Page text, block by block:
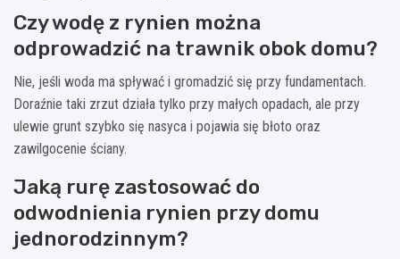
Czy wodę z rynien można
odprowadzić na trawnik obok domu?
Nie, jeśli woda ma spływać i gromadzić się przy fundamentach.
Doraźnie taki zrzut działa tylko przy małych opadach, ale przy
ulewie grunt szybko się nasyca i pojawia się błoto oraz
zawilgocenie ściany.
Jaką rurę zastosować do
odwodnienia rynien przy domu
jednorodzinnym?